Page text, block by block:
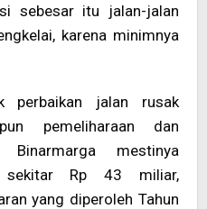
sebesar itu jalan-jalan
karena minimnya
perbaikan jalan rusak
pemeliharaan dan
Binarmarga mestinya
sekitar Rp 43 miliar,
yang diperoleh Tahun